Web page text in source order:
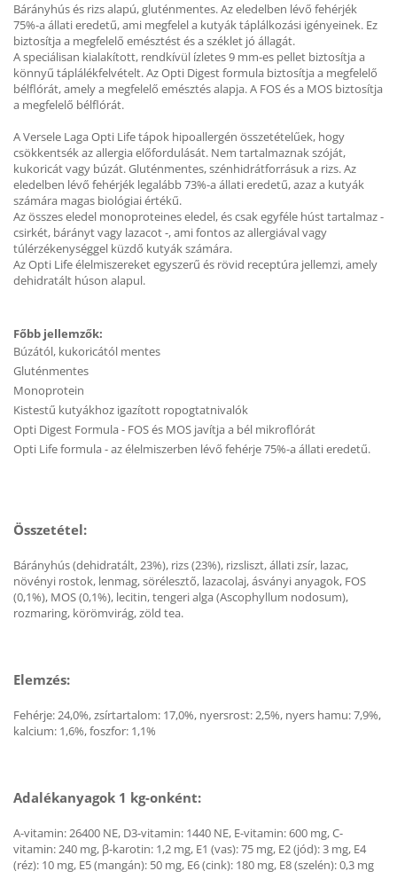
Bárányhús és rizs alapú, gluténmentes. Az eledelben lévő fehérjék
75%-a állati eredetű, ami megfelel a kutyák táplálkozási igényeinek. Ez
biztosítja a megfelelő emésztést és a széklet jó állagát.
A speciálisan kialakított, rendkívül ízletes 9 mm-es pellet biztosítja a
könnyű táplálékfelvételt. Az Opti Digest formula biztosítja a megfelelő
bélflórát, amely a megfelelő emésztés alapja. A FOS és a MOS biztosítja
a megfelelő bélflórát.
A Versele Laga Opti Life tápok hipoallergén összetételűek, hogy
csökkentsék az allergia előfordulását. Nem tartalmaznak szóját,
kukoricát vagy búzát. Gluténmentes, szénhidrátforrásuk a rizs. Az
eledelben lévő fehérjék legalább 73%-a állati eredetű, azaz a kutyák
számára magas biológiai értékű.
Az összes eledel monoproteines eledel, és csak egyféle húst tartalmaz -
csirkét, bárányt vagy lazacot -, ami fontos az allergiával vagy
túlérzékenységgel küzdő kutyák számára.
Az Opti Life élelmiszereket egyszerű és rövid receptúra jellemzi, amely
dehidratált húson alapul.
Főbb jellemzők:
Búzától, kukoricától mentes
Gluténmentes
Monoprotein
Kistestű kutyákhoz igazított ropogtatnivalók
Opti Digest Formula - FOS és MOS javítja a bél mikroflórát
Opti Life formula - az élelmiszerben lévő fehérje 75%-a állati eredetű.
Összetétel:
Bárányhús (dehidratált, 23%), rizs (23%), rizsliszt, állati zsír, lazac,
növényi rostok, lenmag, sörélesztő, lazacolaj, ásványi anyagok, FOS
(0,1%), MOS (0,1%), lecitin, tengeri alga (Ascophyllum nodosum),
rozmaring, körömvirág, zöld tea.
Elemzés:
Fehérje: 24,0%, zsírtartalom: 17,0%, nyersrost: 2,5%, nyers hamu: 7,9%,
kalcium: 1,6%, foszfor: 1,1%
Adalékanyagok 1 kg-onként:
A-vitamin: 26400 NE, D3-vitamin: 1440 NE, E-vitamin: 600 mg, C-
vitamin: 240 mg, β-karotin: 1,2 mg, E1 (vas): 75 mg, E2 (jód): 3 mg, E4
(réz): 10 mg, E5 (mangán): 50 mg, E6 (cink): 180 mg, E8 (szelén): 0,3 mg